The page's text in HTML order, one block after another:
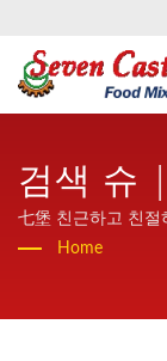
검색 슈
七堡 친근하고 친
전 세계에 고품질과
Home